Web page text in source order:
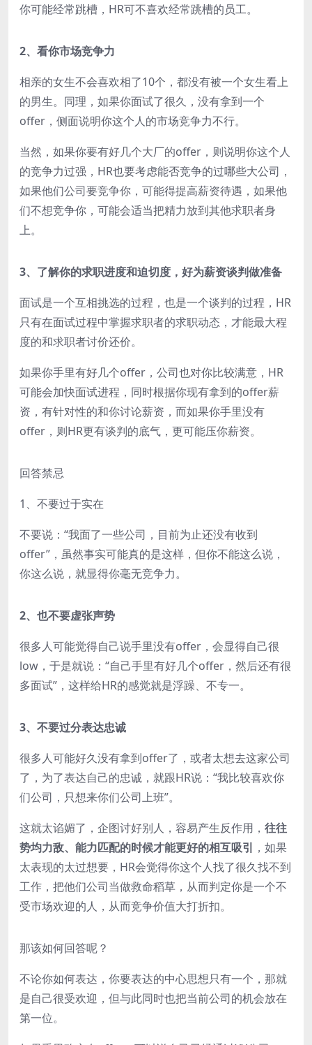
你可能经常跳槽，HR可不喜欢经常跳槽的员工。
2、看你市场竞争力
相亲的女生不会喜欢相了10个，都没有被一个女生看上
的男生。同理，如果你面试了很久，没有拿到一个
offer，侧面说明你这个人的市场竞争力不行。
当然，如果你要有好几个大厂的offer，则说明你这个人
的竞争力过强，HR也要考虑能否竞争的过哪些大公司，
如果他们公司要竞争你，可能得提高薪资待遇，如果他
们不想竞争你，可能会适当把精力放到其他求职者身
上。
3、了解你的求职进度和迫切度，好为薪资谈判做准备
面试是一个互相挑选的过程，也是一个谈判的过程，HR
只有在面试过程中掌握求职者的求职动态，才能最大程
度的和求职者讨价还价。
如果你手里有好几个offer，公司也对你比较满意，HR
可能会加快面试进程，同时根据你现有拿到的offer薪
资，有针对性的和你讨论薪资，而如果你手里没有
offer，则HR更有谈判的底气，更可能压你薪资。
回答禁忌
1、不要过于实在
不要说：“我面了一些公司，目前为止还没有收到
offer”，虽然事实可能真的是这样，但你不能这么说，
你这么说，就显得你毫无竞争力。
2、也不要虚张声势
很多人可能觉得自己说手里没有offer，会显得自己很
low，于是就说：“自己手里有好几个offer，然后还有很
多面试”，这样给HR的感觉就是浮躁、不专一。
3、不要过分表达忠诚
很多人可能好久没有拿到offer了，或者太想去这家公司
了，为了表达自己的忠诚，就跟HR说：“我比较喜欢你
们公司，只想来你们公司上班”。
这就太谄媚了，企图讨好别人，容易产生反作用， 往往
势均力敌、能力匹配的时候才能更好的相互吸引 ，如果
太表现的太过想要，HR会觉得你这个人找了很久找不到
工作，把他们公司当做救命稻草，从而判定你是一个不
受市场欢迎的人，从而竞争价值大打折扣。
那该如何回答呢？
不论你如何表达，你要表达的中心思想只有一个，那就
是自己很受欢迎，但与此同时也把当前公司的机会放在
第一位。